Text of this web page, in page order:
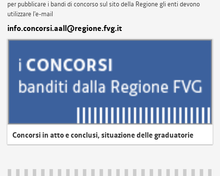
per pubblicare i bandi di concorso sul sito della Regione gli enti devono
utilizzare l'e-mail
info.concorsi.aall@regione.fvg.it
Concorsi in atto e conclusi, situazione delle graduatorie